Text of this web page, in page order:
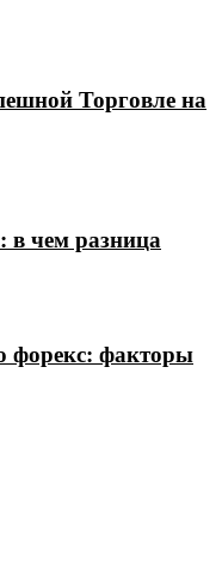
Торговле на
в чем разница
форекс: факторы